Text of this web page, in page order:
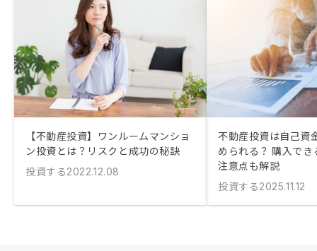
【不動産投資】ワンルームマンショ
ン投資とは？リスクと成功の秘訣
投資する2022.12.08
不動産投資は自己資
められる？ 購入で
注意点も解説
投資する2025.11.12